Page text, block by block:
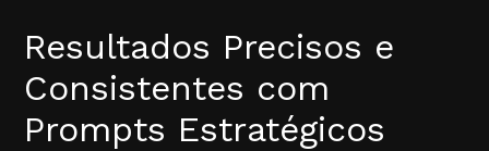
Resultados Precisos e
Consistentes com
Prompts Estratégicos